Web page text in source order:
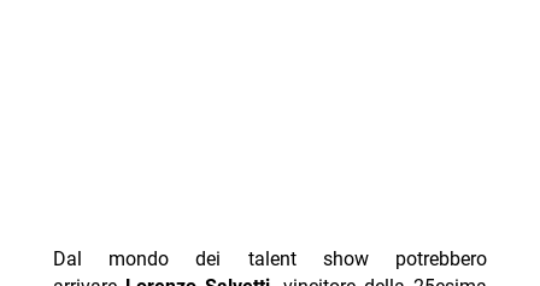
Dal mondo dei talent show potrebbero